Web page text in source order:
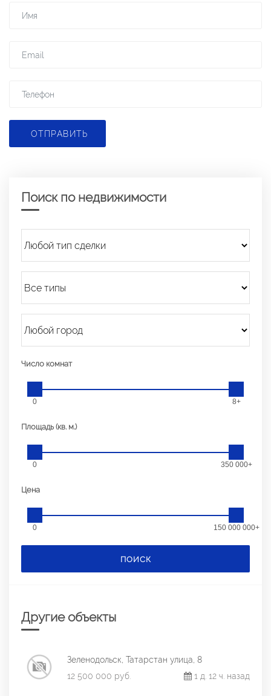
ОТПРАВИТЬ
Поиск по недвижимости
Число комнат
0 8+
Площадь (кв. м.)
0 350 000+
Цена
0 150 000 000+
ПОИСК
Другие объекты
Зеленодольск, Татарстан улица, 8
12 500 000 руб.
1 д. 12 ч. назад